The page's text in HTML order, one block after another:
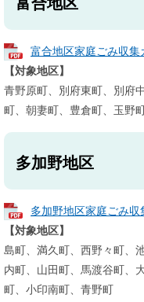
富合地区家庭ごみ収
【対象地区】
青野原町、別府東町、別府
町、朝妻町、豊倉町、玉野
多加野地区
多加野地区家庭ごみ
【対象地区】
島町、満久町、西野々町、
内町、山田町、馬渡谷町、
町、小印南町、青野町